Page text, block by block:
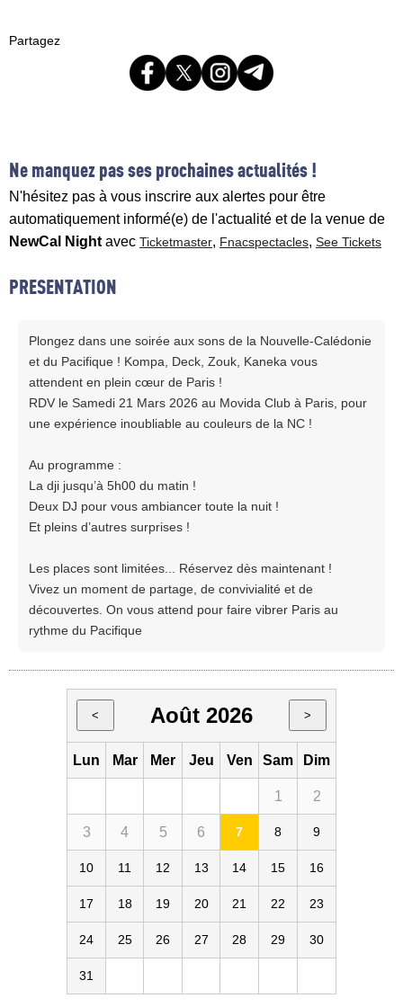
Partagez
Ne manquez pas ses prochaines actualités !
N'hésitez pas à vous inscrire aux alertes pour être
automatiquement informé(e) de l'actualité et de la venue de
NewCal Night avec Ticketmaster, Fnacspectacles, See Tickets
PRESENTATION
Plongez dans une soirée aux sons de la Nouvelle-Calédonie
et du Pacifique ! Kompa, Deck, Zouk, Kaneka vous
attendent en plein cœur de Paris !
RDV le Samedi 21 Mars 2026 au Movida Club à Paris, pour
une expérience inoubliable au couleurs de la NC !
Au programme :
La dji jusqu’à 5h00 du matin !
Deux DJ pour vous ambiancer toute la nuit !
Et pleins d’autres surprises !
Les places sont limitées... Réservez dès maintenant !
Vivez un moment de partage, de convivialité et de
découvertes. On vous attend pour faire vibrer Paris au
rythme du Pacifique
< Août 2026 >
Lun Mar Mer Jeu Ven Sam Dim
1 2
3 4 5 6 7 8 9
10 11 12 13 14 15 16
17 18 19 20 21 22 23
24 25 26 27 28 29 30
31